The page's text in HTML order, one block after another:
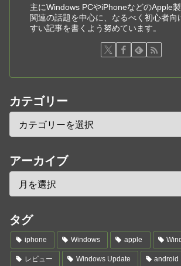
主にWindows PCやiPhoneなどのApple
関連の話題を中心に、なるべく初心者向
すい記事を書くよう努めています。
カテゴリー
アーカイブ
タグ
iphone Windows apple
レビュー Windows Update android